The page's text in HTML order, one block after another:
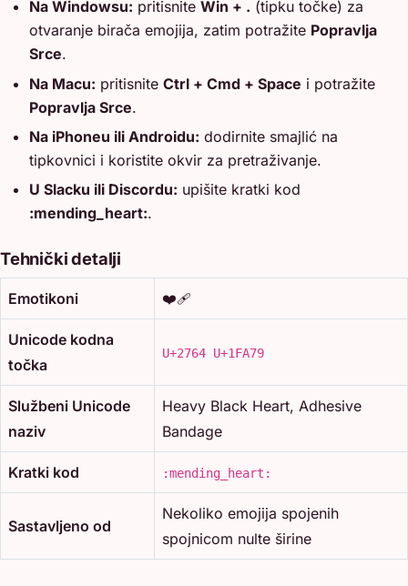
Na Windowsu: pritisnite Win + . (tipku točke) za
otvaranje birača emojija, zatim potražite Popravlja
Srce.
Na Macu: pritisnite Ctrl + Cmd + Space i potražite
Popravlja Srce.
Na iPhoneu ili Androidu: dodirnite smajlić na
tipkovnici i koristite okvir za pretraživanje.
U Slacku ili Discordu: upišite kratki kod
:mending_heart:.
Tehnički detalji
Emotikoni ❤️‍🩹
Unicode kodna
točka
U+2764 U+1FA79
Službeni Unicode
naziv
Heavy Black Heart, Adhesive
Bandage
Kratki kod :mending_heart:
Sastavljeno od
Nekoliko emojija spojenih
spojnicom nulte širine